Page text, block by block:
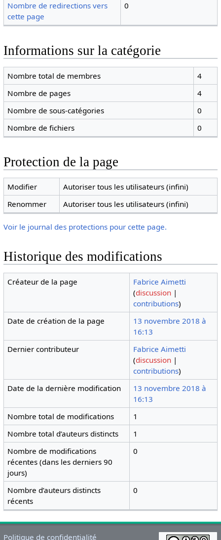
Nombre de redirections vers
cette page
0
Informations sur la catégorie
Nombre total de membres
4
Nombre de pages
4
Nombre de sous-catégories
0
Nombre de fichiers
0
Protection de la page
Modifier
Autoriser tous les utilisateurs (infini)
Renommer
Autoriser tous les utilisateurs (infini)
Voir le journal des protections pour cette page.
Historique des modifications
Créateur de la page
Fabrice Aimetti
(discussion |
contributions)
Date de création de la page
13 novembre 2018 à
16:13
Dernier contributeur
Fabrice Aimetti
(discussion |
contributions)
Date de la dernière modification
13 novembre 2018 à
16:13
Nombre total de modifications
1
Nombre total d’auteurs distincts
1
Nombre de modifications
récentes (dans les derniers 90
jours)
0
Nombre d’auteurs distincts
récents
0
Politique de confidentialité